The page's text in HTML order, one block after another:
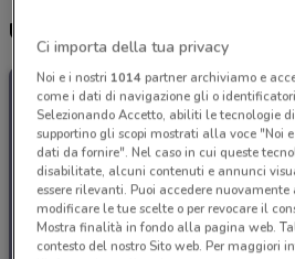
Ultime offerte del volantino
Ci importa della tua privacy
Noi e i nostri 1014partner archiviamo e
come i dati di navigazione gli o
Selezionando Accetto, abiliti le tecnologie
supportino gli scopi mostrati alla voce "Noi
dati da fornire". Nel caso in cui queste
disabilitate, alcuni contenuti e annunci
essere rilevanti. Puoi accedere nuovamente
modificare le tue scelte o per revocare il
Mostra finalità in fondo alla pagina web.
contesto del nostro Sito web. Per maggiori